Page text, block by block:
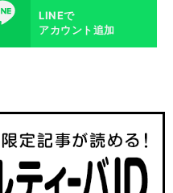
LINEで
アカウント追加